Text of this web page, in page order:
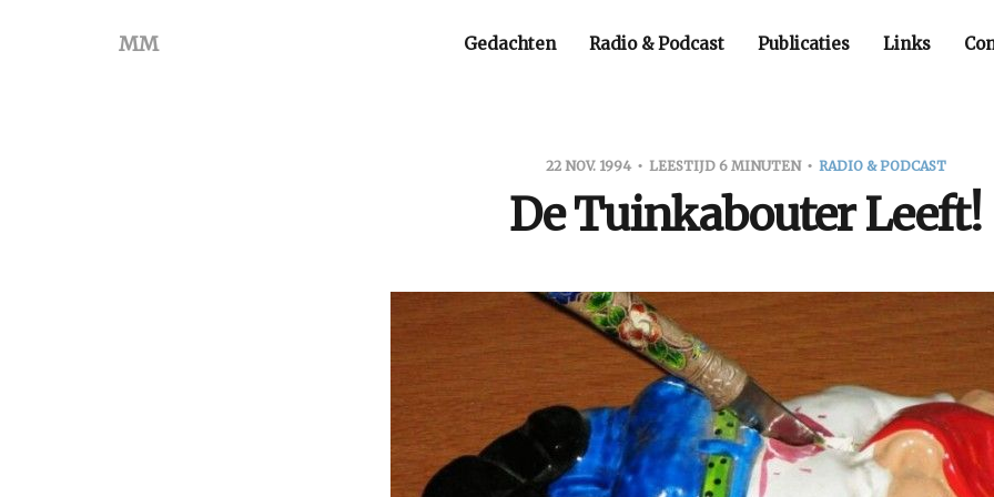
MM Gedachten Radio & Podcast Publicaties Links
22 NOV. 1994 LEESTIJD 6 MINUTEN RADIO & PODCAST
De Tuinkabouter Leeft!